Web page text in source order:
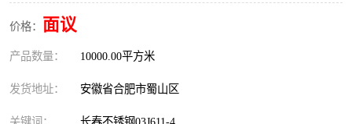
价格： 面议
产品数量： 10000.00平方米
发货地址： 安徽省合肥市蜀山区